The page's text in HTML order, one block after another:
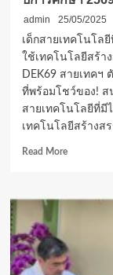
admin
25/05/2025
เด็กสายเทคโนโล
ใช้เทคโนโลยีสร้า
DEK69 สายเทคฯ
ที่พร้อมโชว์ของ! ส
สายเทคโนโลยีที่มี
เทคโนโลยีสร้างส
Read MoreRead
100%
Super